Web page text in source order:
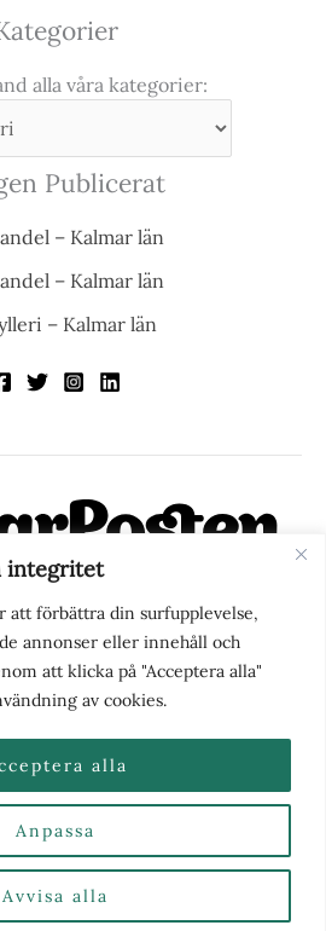
integritet
att förbättra din surfupplevelse,
annonser eller innehåll och
att klicka på "Acceptera alla"
av cookies.
Anpassa
Avvisa alla
alla
alla våra kategorier:
Publicerat
– Kalmar län
– Kalmar län
– Kalmar län
lokalnyhetstidning på nätet. Med
men också med blick för det större
din självklara kanal för nyheter,
KalmarPosten grundades 1988 och
nya ägare 2025.
Kontakta oss
|Se alla Kategorier & Ämnen
här